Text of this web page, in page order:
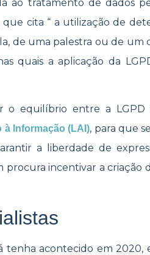
ao tratamento de dados
cita “ a utilização de
de uma palestra ou de
quais a aplicação da
o equilíbrio entre a LGPD
à Informação (LAI), para que
a liberdade de
procura incentivar a criação
tenha acontecido em 2020,